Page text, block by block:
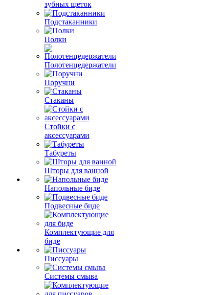
зубных щеток
Подстаканники
Полки
Полотенцедержатели
Поручни
Стаканы
Стойки с
аксессуарами
Табуреты
Шторы для ванной
Напольные биде
Подвесные биде
Комплектующие для
биде
Писсуары
Системы смыва